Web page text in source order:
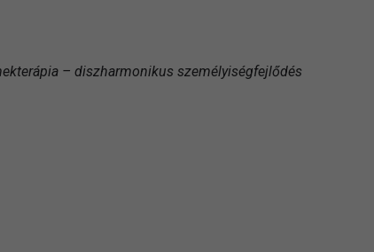
– diszharmonikus személyiségfejlődés